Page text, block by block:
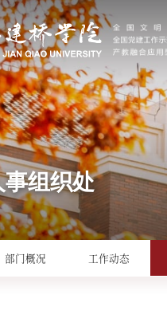
事组织处
部门概况 工作动态